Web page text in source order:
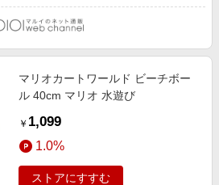
マリオカートワールド ビーチボー
ル 40cm マリオ 水遊び
￥ 1,099
1.0%
ストアにすすむ